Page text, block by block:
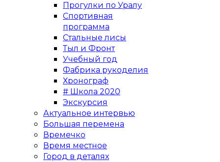
Прогулки по Уралу
Спортивная
программа
Стальные лисы
Тыл и Фронт
Учебный год
Фабрика рукоделия
Хронограф
# Школа 2020
Экскурсия
Актуальное интервью
Большая перемена
Времечко
Время местное
Город в деталях